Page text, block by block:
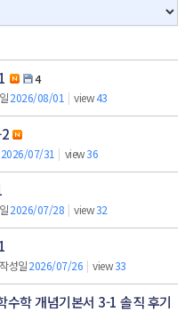
4
2026/08/01 | view43
2026/07/31 | view36
2026/07/28 | view32
작성일2026/07/26 | view33
수학 개념기본서 3-1 솔직 후기